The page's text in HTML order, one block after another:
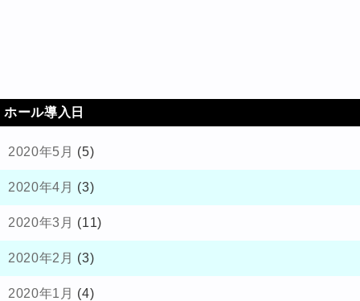
ホール導入日
2020年5月 (5)
2020年4月 (3)
2020年3月 (11)
2020年2月 (3)
2020年1月 (4)